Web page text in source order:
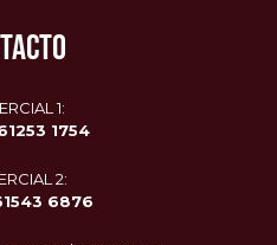
1:
1754
2:
6876